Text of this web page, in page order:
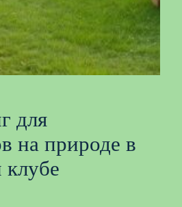
для
на природе в
клубе